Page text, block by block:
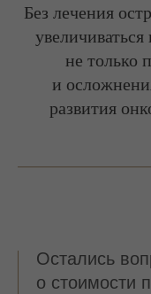
Без лечения
не только
и
развития
Остались
о стоимости